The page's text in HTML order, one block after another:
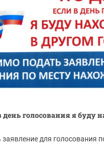
день голосования я буду
для голосования